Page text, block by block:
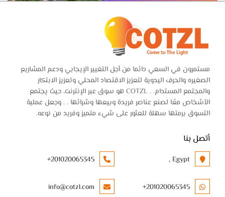
مستمرون في السعي دائما من أجل التغيير الإيجابي ودعم المشاريع
الصغيره والحرف اليدوية لتعزيز الاقتصاد المحلي وتعزيز الابتكار
والمجتمع المستدام. . COTZL هو سوق عبر الإنترنت، حيث يجتمع
الأشخاص معًا لصنع عناصر فريدة وبيعها وشرائها . . وجعل عملية
التسوق برمتها سهلة للعثور على شيء متميز وفريد من نوعه.
أتصل بنا
Egypt ,
+201020065345
+201020065345
info@cotzl.com